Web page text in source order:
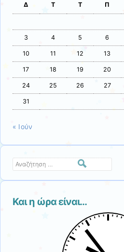
Δ Τ Τ Π
3 4 5 6
10 11 12 13
17 18 19 20
24 25 26 27
31
« Ιούν
Αναζήτηση
Και η ώρα είναι…